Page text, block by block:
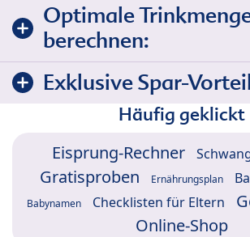
Optimale
berechnen:
Exklusive Spar-
Häufig geklickt
Eisprung-Rechner
Gratisproben Ernährungsplan
Babynamen Checklisten für Eltern
Online-Shop